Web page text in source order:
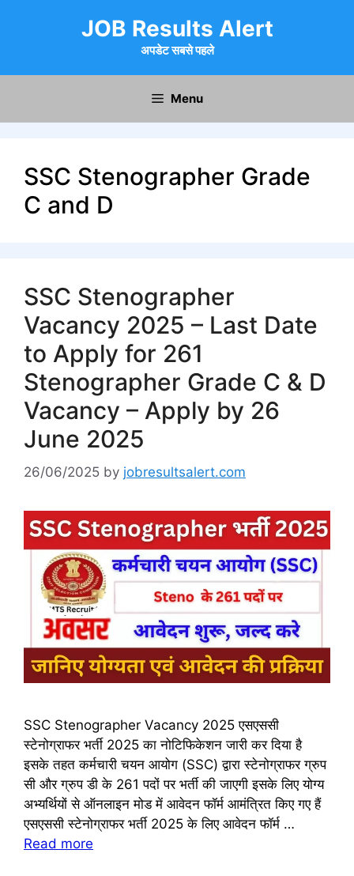
JOB Results Alert
अपडेट सबसे पहले
Menu
SSC Stenographer Grade
C and D
SSC Stenographer
Vacancy 2025 – Last Date
to Apply for 261
Stenographer Grade C & D
Vacancy – Apply by 26
June 2025
26/06/2025 by jobresultsalert.com
SSC Stenographer Vacancy 2025 एसएससी
स्टेनोग्राफर भर्ती 2025 का नोटिफिकेशन जारी कर दिया है
इसके तहत कर्मचारी चयन आयोग (SSC) द्वारा स्टेनोग्राफर ग्रुप
सी और ग्रुप डी के 261 पदों पर भर्ती की जाएगी इसके लिए योग्य
अभ्यर्थियों से ऑनलाइन मोड में आवेदन फॉर्म आमंत्रित किए गए हैं
एसएससी स्टेनोग्राफर भर्ती 2025 के लिए आवेदन फॉर्म …
Read more